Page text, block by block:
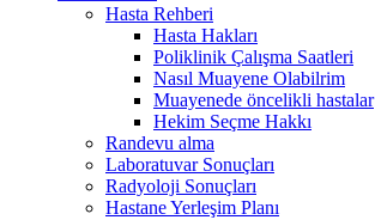
Hasta Rehberi
Hasta Hakları
Poliklinik Çalışma Saatleri
Nasıl Muayene Olabilrim
Muayenede öncelikli hastalar
Hekim Seçme Hakkı
Randevu alma
Laboratuvar Sonuçları
Radyoloji Sonuçları
Hastane Yerleşim Planı